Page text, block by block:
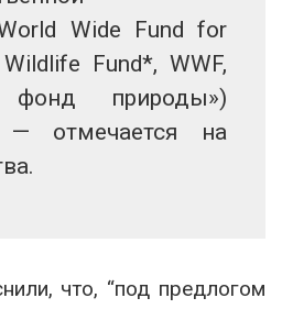
Wide Fund for
Fund*, WWF,
фонд природы»)
— отмечается на
что, “под предлогом